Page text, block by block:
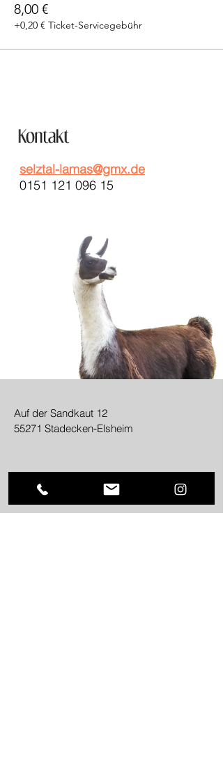
8,00 €
+0,20 € Ticket-Servicegebühr
selztal-lamas@gmx.de
0151 121 096 15
Auf der Sandkaut 12
55271 Stadecken-Elsheim